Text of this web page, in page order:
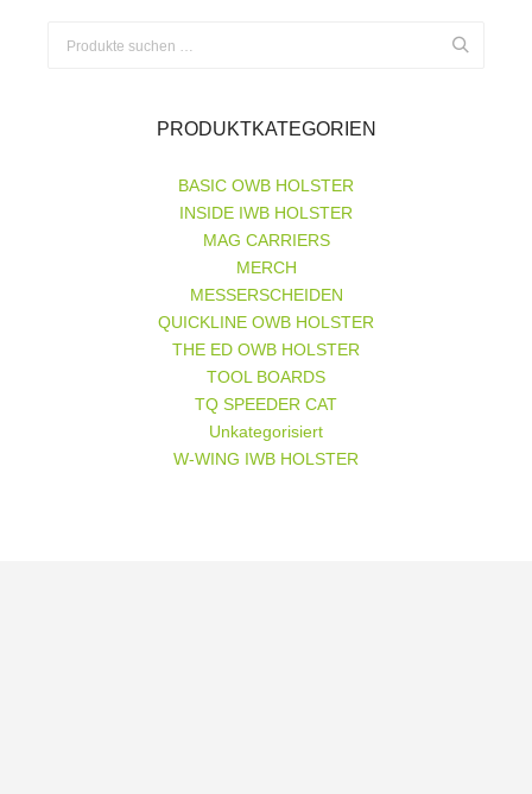
PRODUKTKATEGORIEN
BASIC OWB HOLSTER
INSIDE IWB HOLSTER
MAG CARRIERS
MERCH
MESSERSCHEIDEN
QUICKLINE OWB HOLSTER
THE ED OWB HOLSTER
TOOL BOARDS
TQ SPEEDER CAT
Unkategorisiert
W-WING IWB HOLSTER